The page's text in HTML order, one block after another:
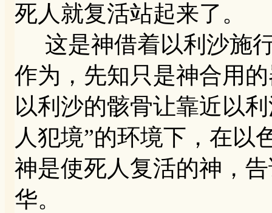
死人就复活站起来了。
这是神借着以利沙施
作为，先知只是神合用
以利沙的骸骨让靠近以
人犯境”的环境下，在以
神是使死人复活的神，
华。